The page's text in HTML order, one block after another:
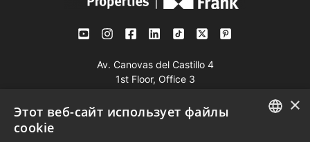
Av. Canovas del Castillo 4
1st Floor, Office 3
Посмотреть на карте
×
Этот веб-сайт использует файлы
cookie